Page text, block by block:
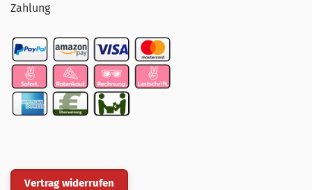
Zahlung
Vertrag widerrufen